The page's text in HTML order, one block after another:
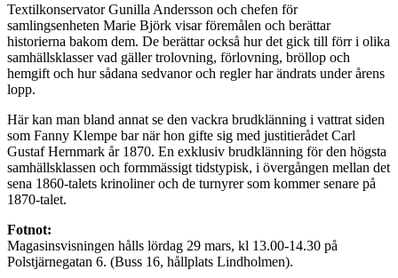
Textilkonservator Gunilla Andersson och chefen för
samlingsenheten Marie Björk visar föremålen och berättar
historierna bakom dem. De berättar också hur det gick till förr i olika
samhällsklasser vad gäller trolovning, förlovning, bröllop och
hemgift och hur sådana sedvanor och regler har ändrats under årens
lopp.
Här kan man bland annat se den vackra brudklänning i vattrat siden
som Fanny Klempe bar när hon gifte sig med justitierådet Carl
Gustaf Hernmark år 1870. En exklusiv brudklänning för den högsta
samhällsklassen och formmässigt tidstypisk, i övergången mellan det
sena 1860-talets krinoliner och de turnyrer som kommer senare på
1870-talet.
Fotnot:
Magasinsvisningen hålls lördag 29 mars, kl 13.00-14.30 på
Polstjärnegatan 6. (Buss 16, hållplats Lindholmen).